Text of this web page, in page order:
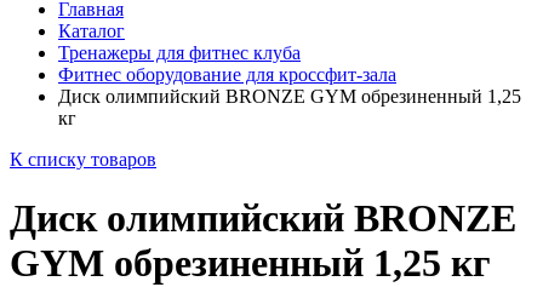
Главная
Каталог
Тренажеры для фитнес клуба
Фитнес оборудование для кроссфит-зала
Диск олимпийский BRONZE GYM обрезиненный 1,25
кг
К списку товаров
Диск олимпийский BRONZE
GYM обрезиненный 1,25 кг